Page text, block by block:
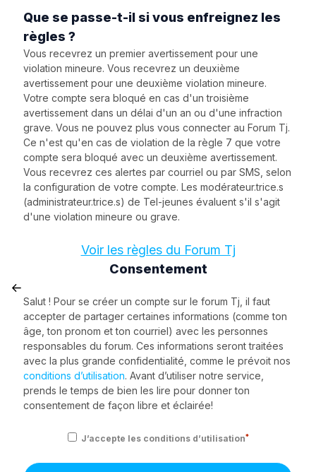
Que se passe-t-il si vous enfreignez les
règles ?
Vous recevrez un premier avertissement pour une
violation mineure. Vous recevrez un deuxième
avertissement pour une deuxième violation mineure.
Votre compte sera bloqué en cas d'un troisième
avertissement dans un délai d'un an ou d'une infraction
grave. Vous ne pouvez plus vous connecter au Forum Tj.
Ce n'est qu'en cas de violation de la règle 7 que votre
compte sera bloqué avec un deuxième avertissement.
Vous recevrez ces alertes par courriel ou par SMS, selon
la configuration de votre compte. Les modérateur.trice.s
(administrateur.trice.s) de Tel-jeunes évaluent s'il s'agit
d'une violation mineure ou grave.
Voir les règles du Forum Tj
Consentement
Salut ! Pour se créer un compte sur le forum Tj, il faut
accepter de partager certaines informations (comme ton
âge, ton pronom et ton courriel) avec les personnes
responsables du forum. Ces informations seront traitées
avec la plus grande confidentialité, comme le prévoit nos
conditions d’utilisation. Avant d’utiliser notre service,
prends le temps de bien les lire pour donner ton
consentement de façon libre et éclairée!
J’accepte les conditions d’utilisation*